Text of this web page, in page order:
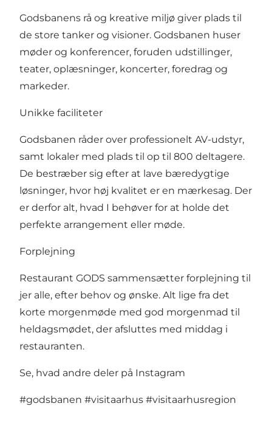
Godsbanens rå og kreative miljø giver plads til
de store tanker og visioner. Godsbanen huser
møder og konferencer, foruden udstillinger,
teater, oplæsninger, koncerter, foredrag og
markeder.
Unikke faciliteter
Godsbanen råder over professionelt AV-udstyr,
samt lokaler med plads til op til 800 deltagere.
De bestræber sig efter at lave bæredygtige
løsninger, hvor høj kvalitet er en mærkesag. Der
er derfor alt, hvad I behøver for at holde det
perfekte arrangement eller møde.
Forplejning
Restaurant GODS sammensætter forplejning til
jer alle, efter behov og ønske. Alt lige fra det
korte morgenmøde med god morgenmad til
heldagsmødet, der afsluttes med middag i
restauranten.
Se, hvad andre deler på Instagram
#godsbanen #visitaarhus #visitaarhusregion